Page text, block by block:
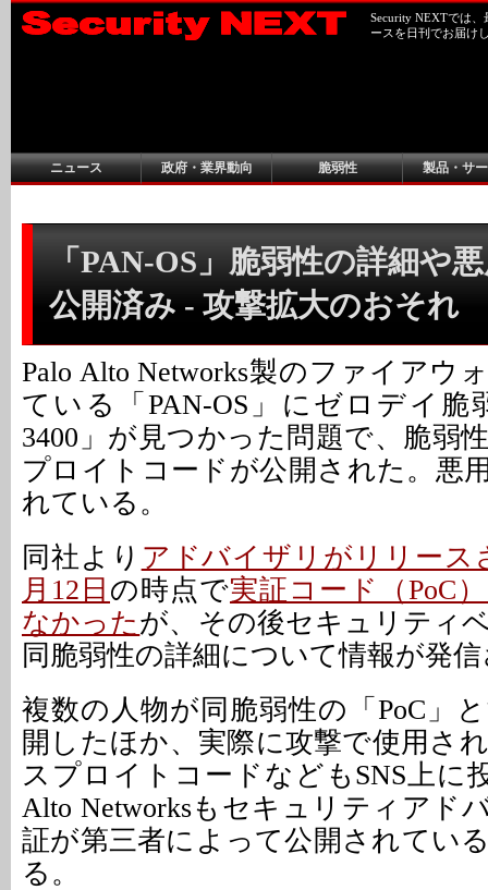
Security NEXTでは
ースを日刊でお届け
ニュース 政府・業界動向 脆弱性 製品・サ
「PAN-OS」脆弱性の詳細や
公開済み - 攻撃拡大のおそれ
Palo Alto Networks製のファイアウ
ている「PAN-OS」にゼロデイ脆
3400」が見つかった問題で、脆弱
プロイトコードが公開された。悪
れている。
同社より アドバイザリがリリース
月12日 の時点で実証コード（PoC
なかったが、その後セキュリティ
同脆弱性の詳細について情報が発
複数の人物が同脆弱性の「PoC」
開したほか、実際に攻撃で使用さ
スプロイトコードなどもSNS上に
Alto Networksもセキュリティアド
証が第三者によって公開されてい
る。